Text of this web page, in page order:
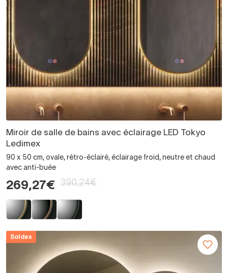
Miroir de salle de bains avec éclairage LED Tokyo
Ledimex
90 x 50 cm, ovale, rétro-éclairé, éclairage froid, neutre et chaud
avec anti-buée
269,27€ 390,24€
Soldes